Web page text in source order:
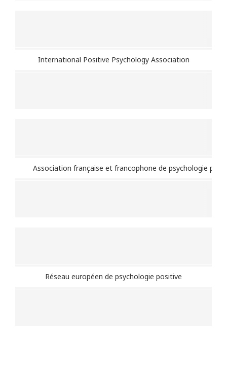
International Positive Psychology Association
Association française et francophone de psychologie
Réseau européen de psychologie positive